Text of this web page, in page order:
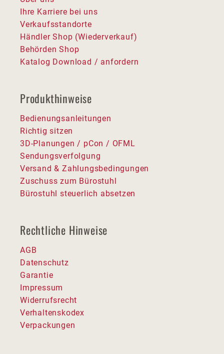
Ihre Karriere bei uns
Verkaufsstandorte
Händler Shop (Wiederverkauf)
Behörden Shop
Katalog Download / anfordern
Produkthinweise
Bedienungsanleitungen
Richtig sitzen
3D-Planungen / pCon / OFML
Sendungsverfolgung
Versand & Zahlungsbedingungen
Zuschuss zum Bürostuhl
Bürostuhl steuerlich absetzen
Rechtliche Hinweise
AGB
Datenschutz
Garantie
Impressum
Widerrufsrecht
Verhaltenskodex
Verpackungen